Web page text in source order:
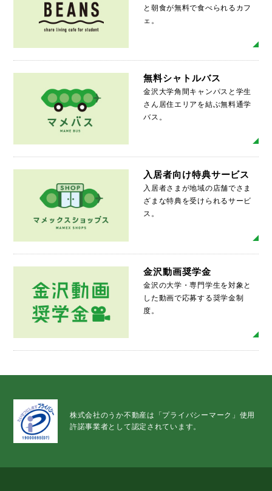
と朝食が無料で食べられるカフ
ェ。
無料シャトルバス
金沢大学角間キャンパスと学生
さん居住エリアを結ぶ無料通学
バス。
入居者向け特典サービス
入居者さまが地域の店舗でさま
ざまな特典を受けられるサービ
ス。
金沢動画奨学金
金沢の大学・専門学生を対象と
した動画で応募する奨学金制
度。
株式会社のうか不動産は「プライバシーマーク」使用
許諾事業者として認定されています。